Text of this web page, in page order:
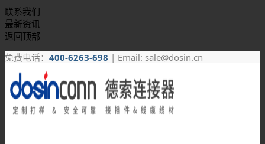
联系我们
最新资讯
返回顶部
免费电话： 400-6263-698 | Email: sale@dosin.cn